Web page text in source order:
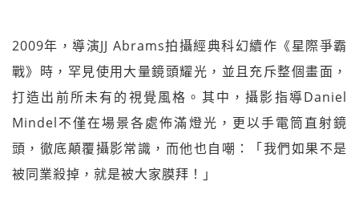
2009年，導演JJ Abrams拍攝經典科幻續作《星際爭霸
戰》時，罕見使用大量鏡頭耀光，並且充斥整個畫面，
打造出前所未有的視覺風格。其中，攝影指導Daniel
Mindel不僅在場景各處佈滿燈光，更以手電筒直射鏡
頭，徹底顛覆攝影常識，而他也自嘲：「我們如果不是
被同業殺掉，就是被大家膜拜！」